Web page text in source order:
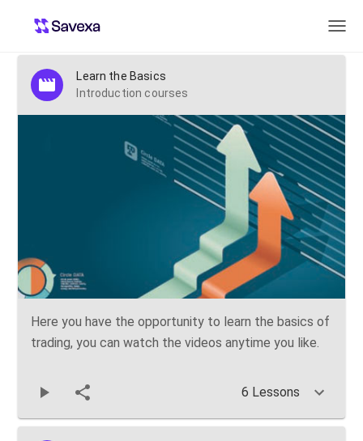
Introduction courses
Learn the Basics
Introduction courses
Here you have the opportunity to learn the basics of
trading, you can watch the videos anytime you like.
6 Lessons